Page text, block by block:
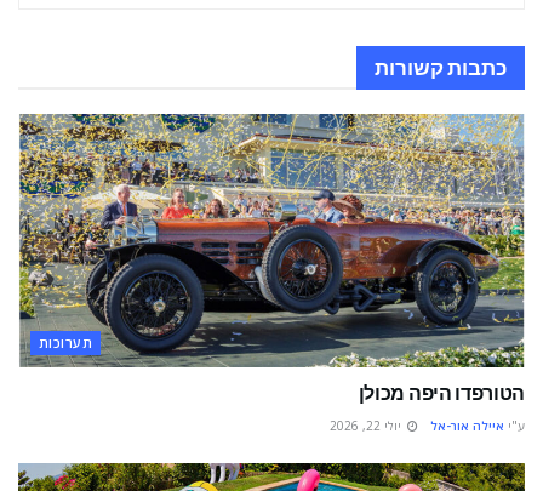
כתבותקשורות
תערוכות
הטורפדו היפה מכולן
ע"י איילה אור-אל יולי 22, 2026